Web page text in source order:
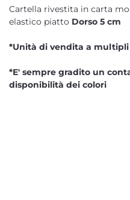
Cartella rivestita in carta
elastico piatto Dorso 5 cm
*Unità di vendita a
*E' sempre gradito un
disponibilità dei colori